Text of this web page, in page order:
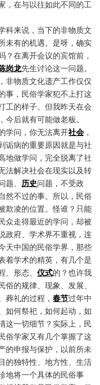
，在与以往如此不同的工
科来说，当下的非物质文
未有的机遇。是呀，确实
？ 在离开会议的宾馆前，
岗龙先生讨论这一问题。
非物质文化遗产工作仅仅
事，民俗学家犯不上打这
工的样子。但我昨天在会
今后就有可能做老板。
学问，你无法离开社会，
诟病的重要原因就是与社
地做学问，完全脱离了社
法解决社会在现实以及转
题、 历史问题，不受政
然不过的事。所以，民俗
欺凌的位置。怪谁？只能
众走得最近的学问，却被
政府、学术界不重视，连
天中国的民俗学界，那些
着学术的精英，有几个是
、形态、 仪式的？也许我
俗的规律、现象、发展、
葬礼的过程， 春节过年中
如何祭祀，如何起动，如
这一切细节？实际上，民
俗学家又有几个掌握了这
的申报与保护，以前所未
的独特性、地方性、生活
地将一个具体的民俗事